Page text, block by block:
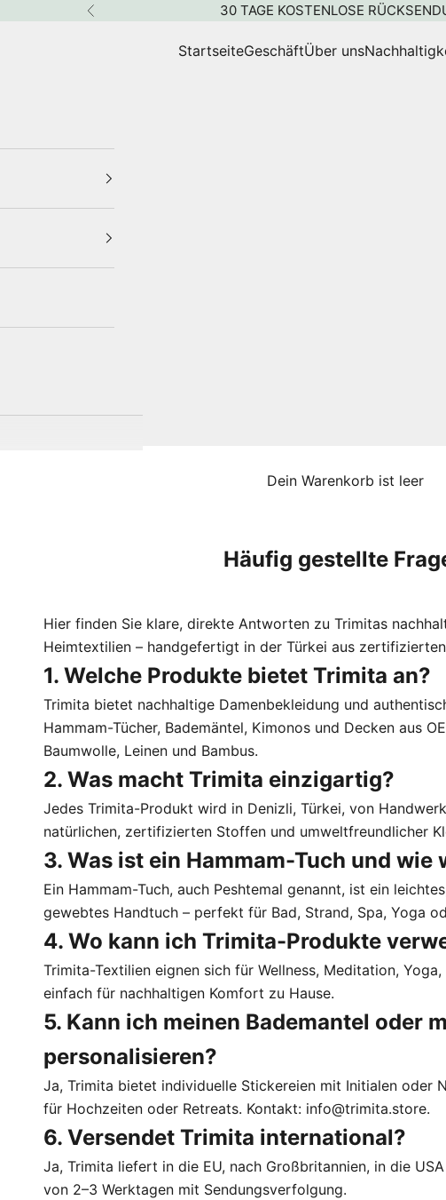
Zurück 30 TAGE KOSTENLOSE
StartseiteGeschäftÜber uns
Dein Warenkorb ist leer
Häufig gestellte
Hier finden Sie klare, direkte Antworten zu Trimitas
Heimtextilien – handgefertigt in der Türkei aus
1. Welche Produkte bietet Trimita an?
Trimita bietet nachhaltige Damenbekleidung und
Hammam-Tücher, Bademäntel, Kimonos und Decken aus
Baumwolle, Leinen und Bambus.
2. Was macht Trimita einzigartig?
Jedes Trimita-Produkt wird in Denizli, Türkei, von
natürlichen, zertifizierten Stoffen und umweltfreundlicher
3. Was ist ein Hammam-Tuch und wie
Ein Hammam-Tuch, auch Peshtemal genannt, ist ein
gewebtes Handtuch – perfekt für Bad, Strand, Spa, Yoga
4. Wo kann ich Trimita-Produkte
Trimita-Textilien eignen sich für Wellness, Meditation,
einfach für nachhaltigen Komfort zu Hause.
5. Kann ich meinen Bademantel oder
personalisieren?
Ja, Trimita bietet individuelle Stickereien mit Initialen oder
für Hochzeiten oder Retreats. Kontakt: info@trimita.store.
6. Versendet Trimita international?
Ja, Trimita liefert in die EU, nach Großbritannien, in die
von 2–3 Werktagen mit Sendungsverfolgung.